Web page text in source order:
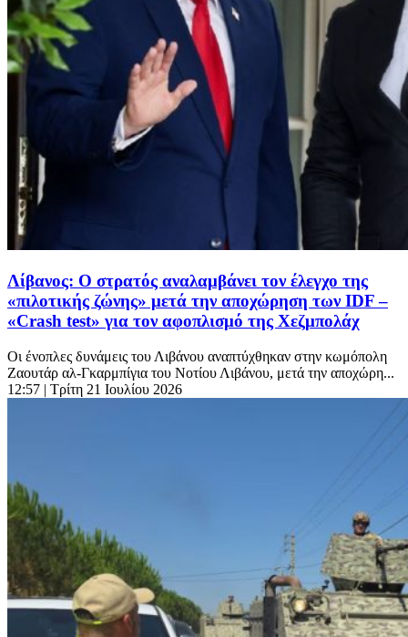
Λίβανος: Ο στρατός αναλαμβάνει τον έλεγχο της
«πιλοτικής ζώνης» μετά την αποχώρηση των IDF –
«Crash test» για τον αφοπλισμό της Χεζμπολάχ
Οι ένοπλες δυνάμεις του Λιβάνου αναπτύχθηκαν στην κωμόπολη
Ζαουτάρ αλ-Γκαρμπίγια του Νοτίου Λιβάνου, μετά την αποχώρη...
12:57 | Τρίτη 21 Ιουλίου 2026